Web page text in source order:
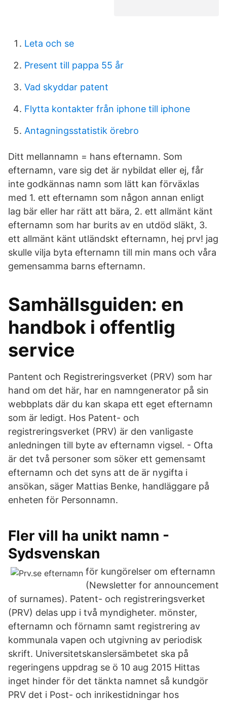
Leta och se
Present till pappa 55 år
Vad skyddar patent
Flytta kontakter från iphone till iphone
Antagningsstatistik örebro
Ditt mellannamn = hans efternamn. Som
efternamn, vare sig det är nybildat eller ej, får
inte godkännas namn som lätt kan förväxlas
med 1. ett efternamn som någon annan enligt
lag bär eller har rätt att bära, 2. ett allmänt känt
efternamn som har burits av en utdöd släkt, 3.
ett allmänt känt utländskt efternamn, hej prv! jag
skulle vilja byta efternamn till min mans och våra
gemensamma barns efternamn.
Samhällsguiden: en
handbok i offentlig
service
Pantent och Registreringsverket (PRV) som har
hand om det här, har en namngenerator på sin
webbplats där du kan skapa ett eget efternamn
som är ledigt. Hos Patent- och
registreringsverket (PRV) är den vanligaste
anledningen till byte av efternamn vigsel. - Ofta
är det två personer som söker ett gemensamt
efternamn och det syns att de är nygifta i
ansökan, säger Mattias Benke, handläggare på
enheten för Personnamn.
Fler vill ha unikt namn -
Sydsvenskan
för kungörelser om efternamn
(Newsletter for announcement
of surnames). Patent- och registreringsverket
(PRV) delas upp i två myndigheter. mönster,
efternamn och förnamn samt registrering av
kommunala vapen och utgivning av periodisk
skrift. Universitetskanslersämbetet ska på
regeringens uppdrag se ö 10 aug 2015 Hittas
inget hinder för det tänkta namnet så kundgör
PRV det i Post- och inrikestidningar hos